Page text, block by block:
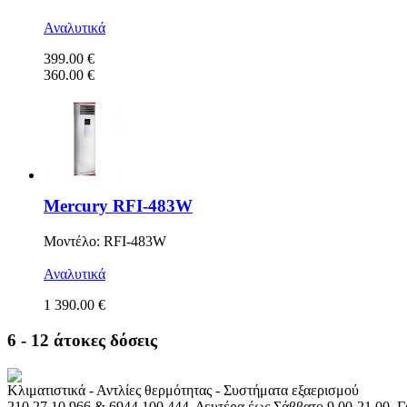
Αναλυτικά
399.00 €
360.00 €
Mercury RFI-483W
Μοντέλο: RFI-483W
Αναλυτικά
1 390.00 €
6 - 12 άτοκες δόσεις
Κλιματιστικά - Αντλίες θερμότητας - Συστήματα εξαερισμού